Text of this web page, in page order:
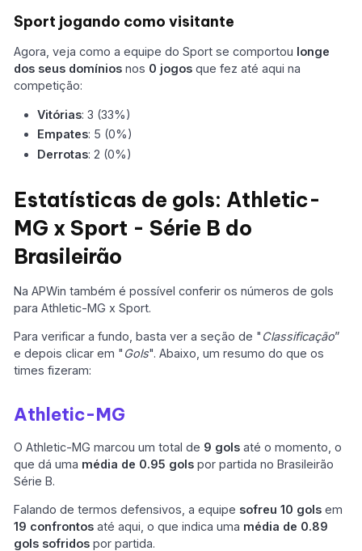
Sport jogando como visitante
Agora, veja como a equipe do Sport se comportou longe
dos seus domínios nos 0 jogos que fez até aqui na
competição:
Vitórias: 3 (33%)
Empates: 5 (0%)
Derrotas: 2 (0%)
Estatísticas de gols: Athletic-
MG x Sport - Série B do
Brasileirão
Na APWin também é possível conferir os números de gols
para Athletic-MG x Sport.
Para verificar a fundo, basta ver a seção de " Classificação”
e depois clicar em " Gols". Abaixo, um resumo do que os
times fizeram:
Athletic-MG
O Athletic-MG marcou um total de 9 gols até o momento, o
que dá uma média de 0.95 gols por partida no Brasileirão
Série B.
Falando de termos defensivos, a equipe sofreu 10 gols em
19 confrontos até aqui, o que indica uma média de 0.89
gols sofridos por partida.